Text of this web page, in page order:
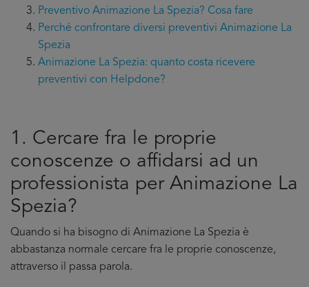
Preventivo Animazione La Spezia? Cosa fare
Perché confrontare diversi preventivi Animazione La
Spezia
Animazione La Spezia: quanto costa ricevere
preventivi con Helpdone?
1. Cercare fra le proprie
conoscenze o affidarsi ad un
professionista per Animazione La
Spezia?
Quando si ha bisogno di Animazione La Spezia è
abbastanza normale cercare fra le proprie conoscenze,
attraverso il passa parola.